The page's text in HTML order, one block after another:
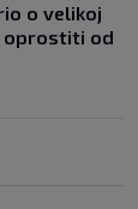
o velikoj
oprostiti od